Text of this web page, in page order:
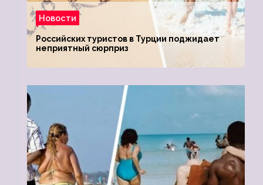
Новости
Российских туристов в Турции поджидает
неприятный сюрприз